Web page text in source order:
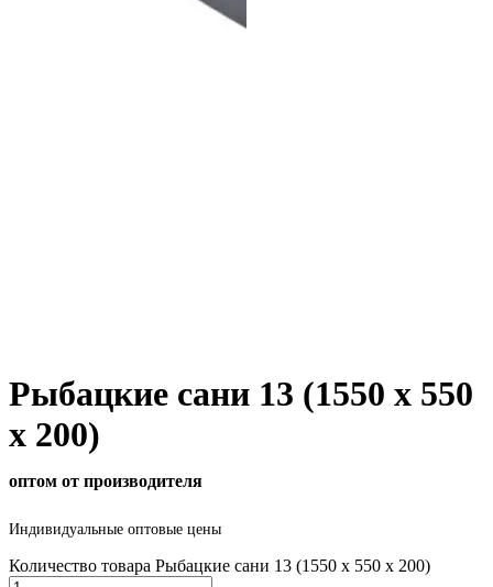
Рыбацкие сани 13 (1550 х 550
х 200)
оптом от производителя
Индивидуальные оптовые цены
Количество товара Рыбацкие сани 13 (1550 х 550 х 200)